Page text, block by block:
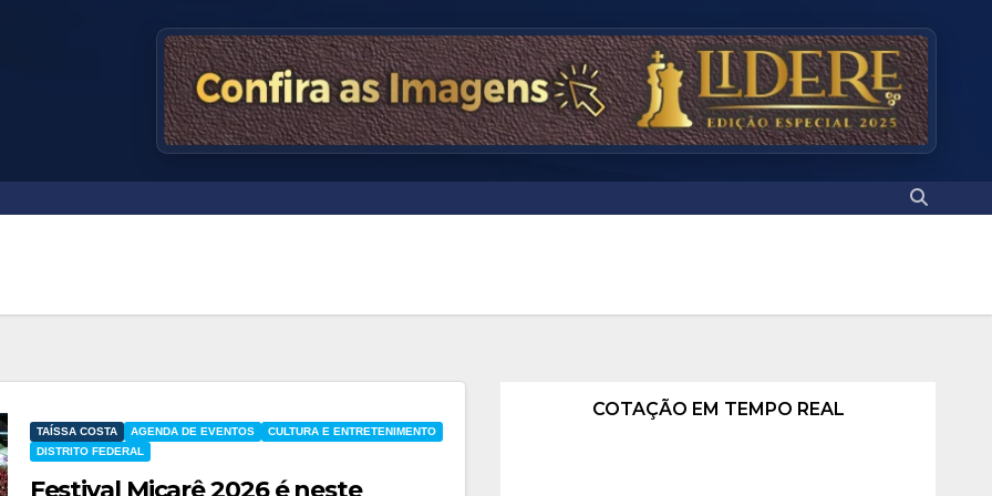
TAÍSSA COSTA AGENDA DE EVENTOS
CULTURA E ENTRETENIMENTO
DISTRITO FEDERAL
Festival Micarê 2026 é neste
COTAÇÃO EM TEMPO REAL